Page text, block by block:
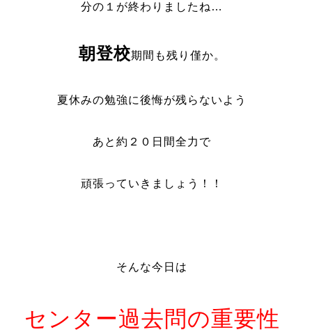
分の１が終わりましたね…
朝登校期間も残り僅か。
夏休みの勉強に後悔が残らないよう
あと約２０日間全力で
頑張っていきましょう！！
そんな今日は
センター過去問の重要性